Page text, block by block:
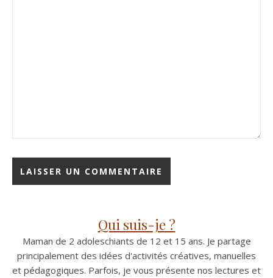
Qui suis-je ?
Maman de 2 adoleschiants de 12 et 15 ans. Je partage
principalement des idées d'activités créatives, manuelles
et pédagogiques. Parfois, je vous présente nos lectures et